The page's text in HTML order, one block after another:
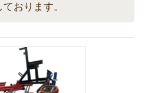
おります。